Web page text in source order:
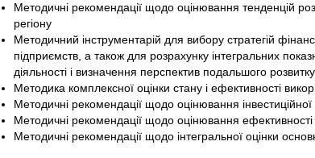
Методичні рекомендації щодо оцінювання тенденцій
регіону
Методичний інструментарій для вибору стратегій
підприємств, а також для розрахунку інтегральних
діяльності і визначення перспектив подальшого розвитку
Методика комплексної оцінки стану і ефективності
Методичні рекомендації щодо оцінювання інвестиційної
Методичні рекомендації щодо оцінювання ефективності
Методичні рекомендації щодо інтегральної оцінки